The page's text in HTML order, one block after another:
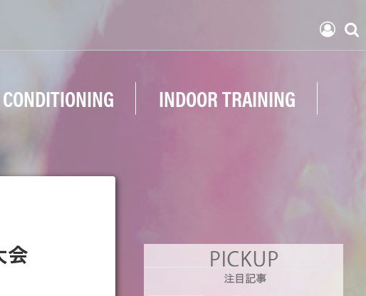
INDOOR TRAINING
会